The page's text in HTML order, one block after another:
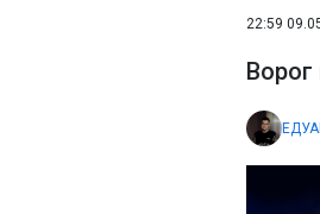
22:59
Ворог